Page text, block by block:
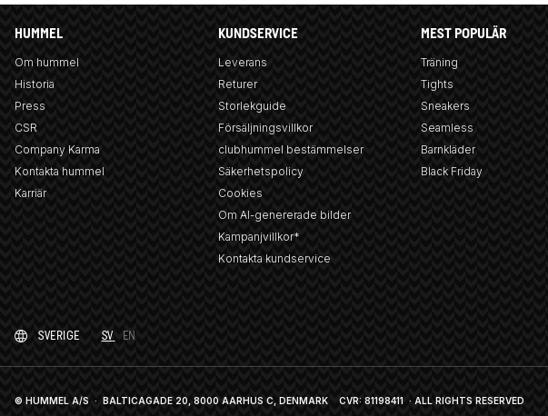
HUMMEL
Om hummel
Historia
Press
CSR
Company Karma
Kontakta hummel
Karriär
KUNDSERVICE
Leverans
Returer
Storlekguide
Försäljningsvillkor
clubhummel bestämmelser
Säkerhetspolicy
Cookies
Om AI-genererade bilder
Kampanjvillkor*
Kontakta kundservice
MEST POPULÄR
Träning
Tights
Sneakers
Seamless
Barnkläder
Black Friday
SVERIGE SV EN
© HUMMEL A/S · BALTICAGADE 20, 8000 AARHUS C, DENMARK CVR: 81198411 · ALL RIGHTS RESERVED